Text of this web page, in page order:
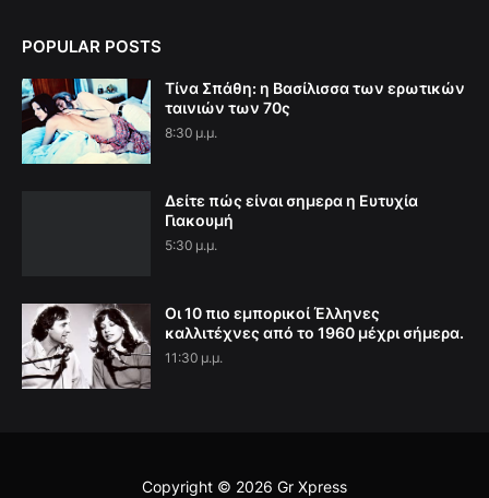
POPULAR POSTS
Τίνα Σπάθη: η Βασίλισσα των ερωτικών
ταινιών των 70ς
8:30 μ.μ.
Δείτε πώς είναι σημερα η Ευτυχία
Γιακουμή
5:30 μ.μ.
Οι 10 πιο εμπορικοί Έλληνες
καλλιτέχνες από το 1960 μέχρι σήμερα.
11:30 μ.μ.
Copyright © 2026 Gr Xpress